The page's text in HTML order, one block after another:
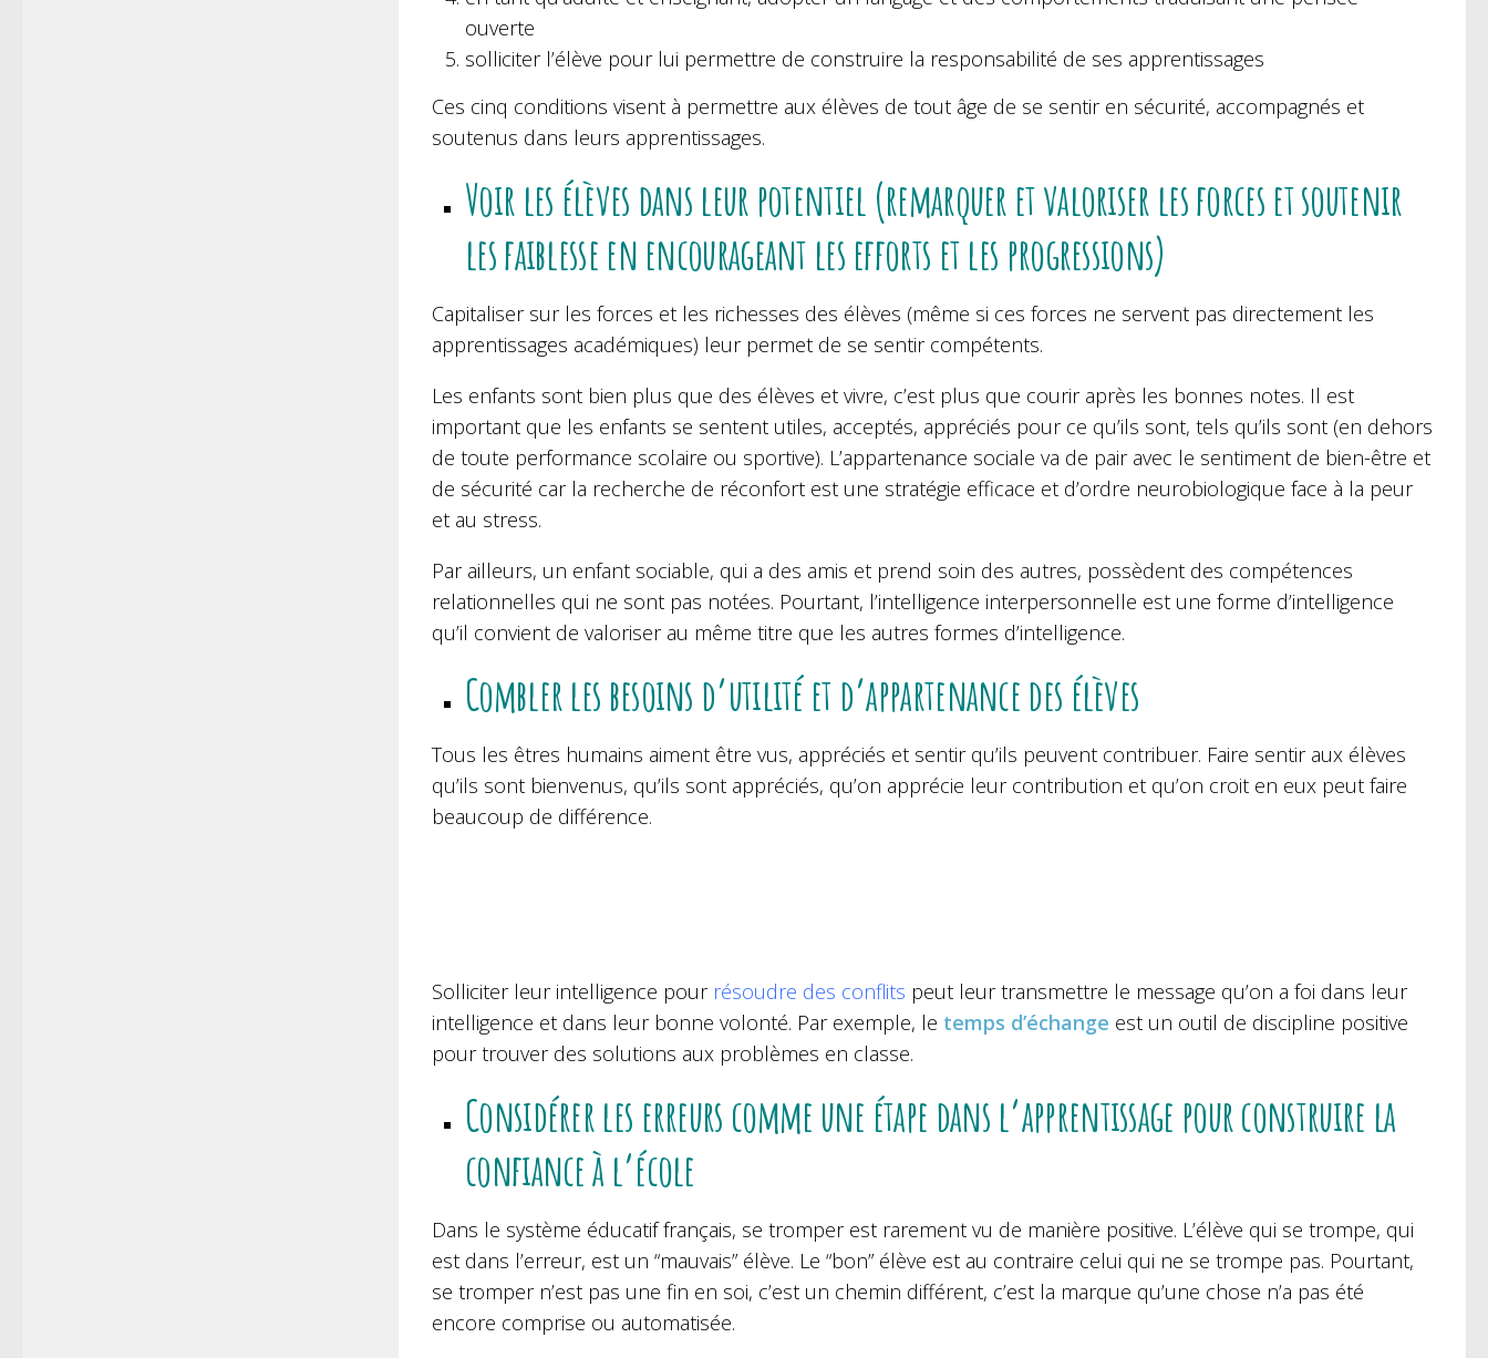
ouverte
solliciter l’élève pour lui permettre de construire la responsabilité de ses apprentissages
Ces cinq conditions visent à permettre aux élèves de tout âge de se sentir en sécurité, accompagnés et
soutenus dans leurs apprentissages.
Voir les élèves dans leur potentiel (remarquer et valoriser les forces et soutenir
les faiblesse en encourageant les efforts et les progressions)
Capitaliser sur les forces et les richesses des élèves (même si ces forces ne servent pas directement les
apprentissages académiques) leur permet de se sentir compétents.
Les enfants sont bien plus que des élèves et vivre, c’est plus que courir après les bonnes notes. Il est
important que les enfants se sentent utiles, acceptés, appréciés pour ce qu’ils sont, tels qu’ils sont (en dehors
de toute performance scolaire ou sportive). L’appartenance sociale va de pair avec le sentiment de bien-être et
de sécurité car la recherche de réconfort est une stratégie efficace et d’ordre neurobiologique face à la peur
et au stress.
Par ailleurs, un enfant sociable, qui a des amis et prend soin des autres, possèdent des compétences
relationnelles qui ne sont pas notées. Pourtant, l’intelligence interpersonnelle est une forme d’intelligence
qu’il convient de valoriser au même titre que les autres formes d’intelligence.
Combler les besoins d’utilité et d’appartenance des élèves
Tous les êtres humains aiment être vus, appréciés et sentir qu’ils peuvent contribuer. Faire sentir aux élèves
qu’ils sont bienvenus, qu’ils sont appréciés, qu’on apprécie leur contribution et qu’on croit en eux peut faire
beaucoup de différence.
Solliciter leur intelligence pour résoudre des conflits peut leur transmettre le message qu’on a foi dans leur
intelligence et dans leur bonne volonté. Par exemple, le temps d’échange est un outil de discipline positive
pour trouver des solutions aux problèmes en classe.
Considérer les erreurs comme une étape dans l’apprentissage pour construire la
confiance à l’école
Dans le système éducatif français, se tromper est rarement vu de manière positive. L’élève qui se trompe, qui
est dans l’erreur, est un “mauvais” élève. Le “bon” élève est au contraire celui qui ne se trompe pas. Pourtant,
se tromper n’est pas une fin en soi, c’est un chemin différent, c’est la marque qu’une chose n’a pas été
encore comprise ou automatisée.